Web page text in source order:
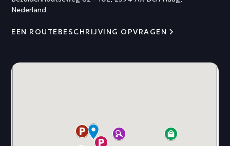
Nederland
EEN ROUTEBESCHRIJVING OPVRAGEN